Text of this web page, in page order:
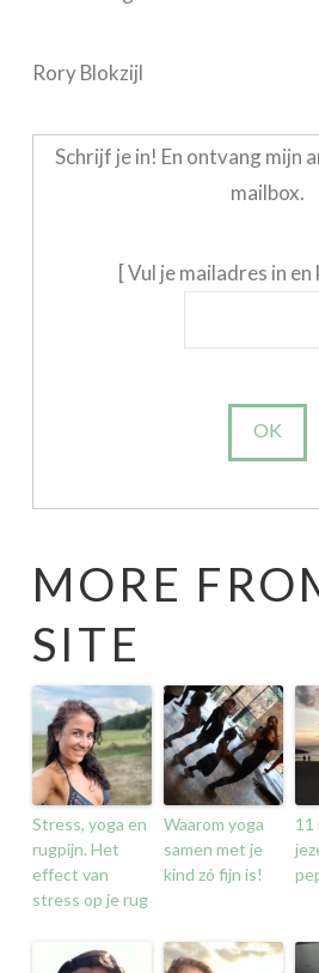
Rory Blokzijl
Schrijf je in! En ontvang mijn
mailbox.
[ Vul je mailadres in
MORE
SITE
Stress, yoga en
rugpijn. Het
effect van
stress op je rug
Waarom yoga
samen met je
kind zó fijn is!
11